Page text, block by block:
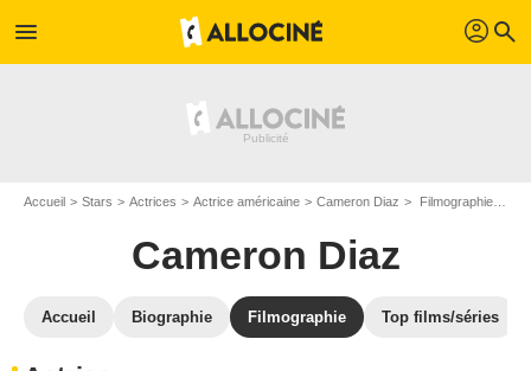
menu profil search
Accueil Stars Actrices Actrice américaine Cameron Diaz Filmographie Cameron Diaz
Cameron Diaz
Accueil Biographie Filmographie Top films/séries